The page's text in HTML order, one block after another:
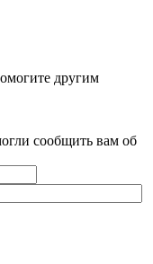
другим
сообщить вам об